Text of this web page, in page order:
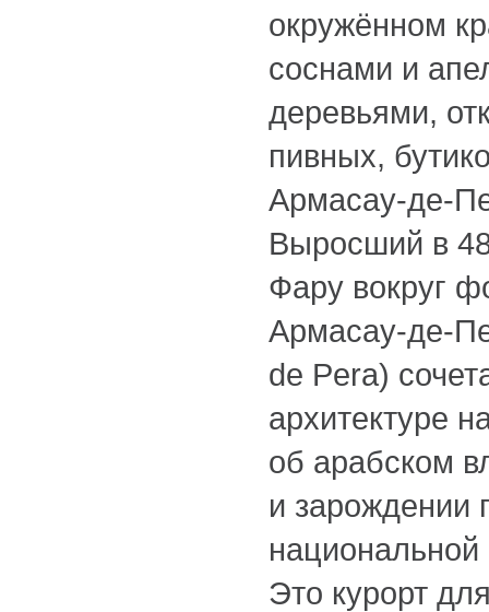
окружённом
соснами и
деревьями,
пивных,
Армасау-де-
Выросший в
Фару вокруг
Армасау-де-
de Pera)
архитектуре
об арабском
и зарождении
национальной
Это курорт